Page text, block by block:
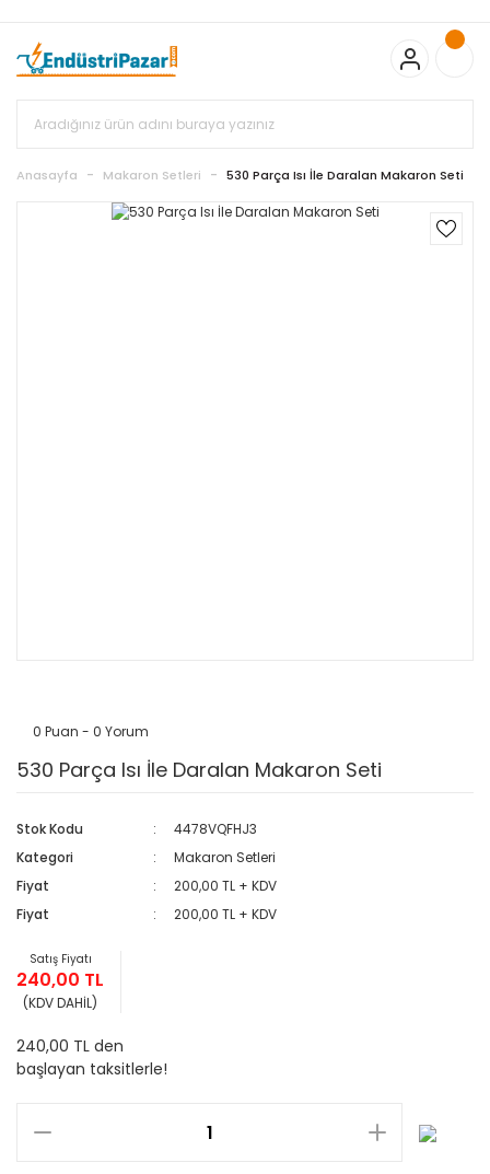
Bayonet J Tip Termokupul Ürünlerinde 50 Adet Alımlarda
Sepette Ekstra %5 İskonto...
50.000,00TL ve Üzeri EMKO Ürünleri
Alışverişlerinizde Sepette %5 EK İNDİRİM...
%15 İskonto... 50.000,00TL ve Üzeri GEMO Ürünleri
Alışverişlerinizde Sepette %3 EK İNDİRİM...
Standart Bayonet J Tip Termokupul Ürünlerinde 100 Adet
Anasayfa Makaron Setleri 530 Parça Isı İle Daralan Makaron Seti
0 Puan - 0 Yorum
530 Parça Isı İle Daralan Makaron Seti
Stok Kodu
4478VQFHJ3
Kategori
Makaron Setleri
Fiyat
200,00 TL + KDV
Fiyat
200,00 TL + KDV
Satış Fiyatı
240,00 TL
(KDV DAHİL)
240,00 TL den
başlayan taksitlerle!